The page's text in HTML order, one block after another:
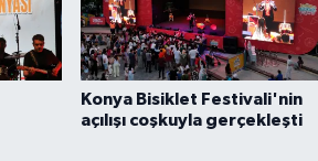
Konya Bisiklet Festivali'nin
açılışı coşkuyla gerçekleşti